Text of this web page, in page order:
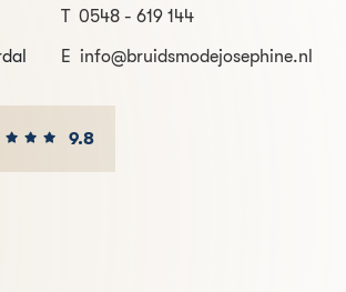
T 0548 - 619 144
E info@bruidsmodejosephine.nl
9.8